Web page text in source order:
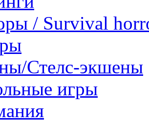
/ Survival
Стелс-экшены
игры